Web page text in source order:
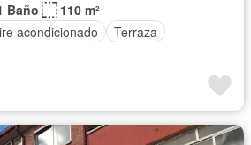
Baño
110 m²
acondicionado
Terraza